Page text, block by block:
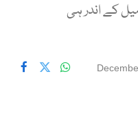
کے اندر ہی